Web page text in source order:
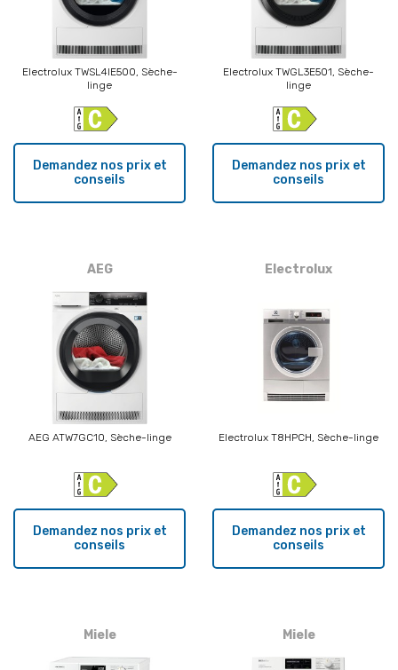
Electrolux TWSL4IE500, Sèche-
linge
Demandez nos prix et
conseils
Electrolux TWGL3E501, Sèche-
linge
Demandez nos prix et
conseils
AEG
AEG ATW7GC10, Sèche-linge
Demandez nos prix et
conseils
Electrolux
Electrolux T8HPCH, Sèche-linge
Demandez nos prix et
conseils
Miele Miele